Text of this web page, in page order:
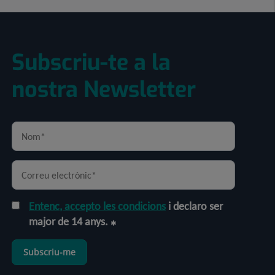
Subscriu-te a la
nostra Newsletter
Entenc, accepto les condicions i declaro ser
major de 14 anys.
Subscriu-me